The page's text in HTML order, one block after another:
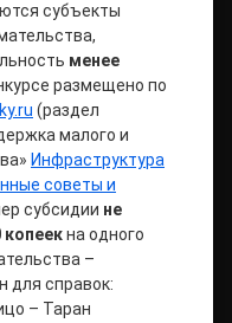
субъекты
менее
размещено по
(раздел
малого и
Инфраструктура
советы и
субсидии не
копеекна одного
–
для справок:
– Таран